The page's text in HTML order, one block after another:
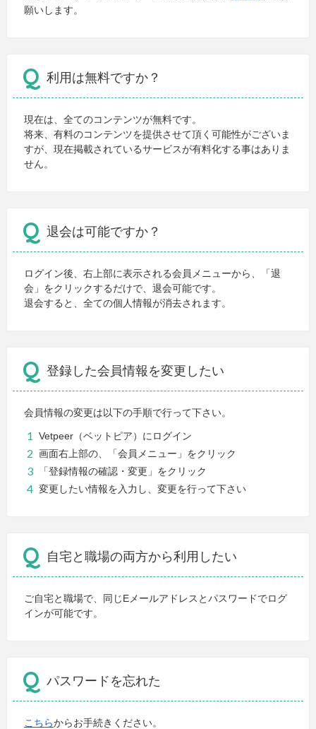
願いします。
利用は無料ですか？
現在は、全てのコンテンツが無料です。
将来、有料のコンテンツを提供させて頂く可能性がございま
すが、現在掲載されているサービスが有料化する事はありま
せん。
退会は可能ですか？
ログイン後、右上部に表示される会員メニューから、「退
会」をクリックするだけで、退会可能です。
退会すると、全ての個人情報が消去されます。
登録した会員情報を変更したい
会員情報の変更は以下の手順で行って下さい。
Vetpeer（ベットピア）にログイン
画面右上部の、「会員メニュー」をクリック
「登録情報の確認・変更」をクリック
変更したい情報を入力し、変更を行って下さい
自宅と職場の両方から利用したい
ご自宅と職場で、同じEメールアドレスとパスワードでログ
インが可能です。
パスワードを忘れた
こちらからお手続きください。